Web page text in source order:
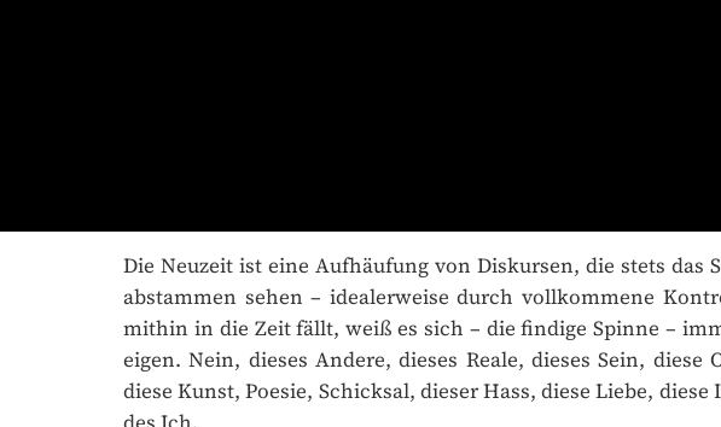
Die Neuzeit ist eine Aufhäufung von Diskursen, die stets das
abstammen sehen – idealerweise durch vollkommene
mithin in die Zeit fällt, weiß es sich – die findige Spinne –
eigen. Nein, dieses Andere, dieses Reale, dieses Sein, diese
diese Kunst, Poesie, Schicksal, dieser Hass, diese Liebe,
des Ich.